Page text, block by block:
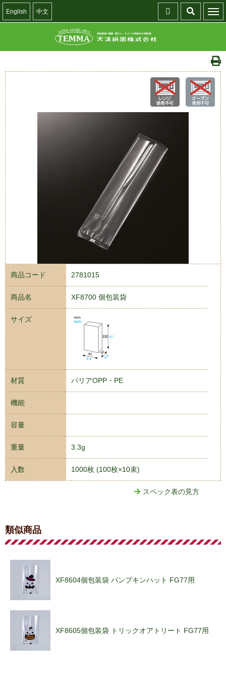
English 中文
商品コード 2781015
商品名 XF8700 個包装袋
サイズ
材質 バリアOPP・PE
機能
容量
重量 3.3g
入数 1000枚 (100枚×10束)
スペック表の見方
類似商品
XF8604個包装袋 パンプキンハット FG77用
XF8605個包装袋 トリックオアトリート FG77用